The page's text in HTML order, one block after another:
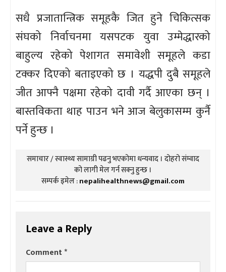
सधै प्रजातान्त्रिक समूहकै जित हुने चिकित्सक
संघको निर्वाचनमा यसपटक युवा उम्मेद्धारको
बाहुल्य रहेको पेशागत समावेशी समूहले कडा
टक्कर दिएको बताइएको छ । यद्धपी दुबै समूहले
जीत आफ्नै पक्षमा रहेको दावी गर्दै आएका छन् ।
बास्तविकता थाह पाउन भने आज बेलुकासम्म कुर्नै
पर्ने हुन्छ ।
समाचार / स्वास्थ्य सामाग्री पढनु भएकोमा धन्यवाद । दोहरो संम्वाद
को लागी मेल गर्न सक्नु हुन्छ ।
सम्पर्क इमेल :nepalihealthnews@gmail.com
Leave a Reply
Comment*